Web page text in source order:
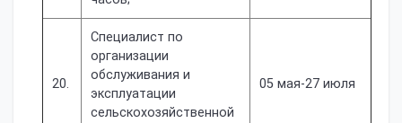
20.
Специалист по
организации
обслуживания и
эксплуатации
сельскохозяйственной
05 мая-27 июля